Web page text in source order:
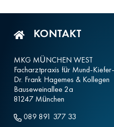
KONTAKT
MKG MÜNCHEN WEST
Facharztpraxis für Mund-
Dr. Frank Hagemes & Kollegen
Bauseweinallee 2a
81247 München
089 891 377 33